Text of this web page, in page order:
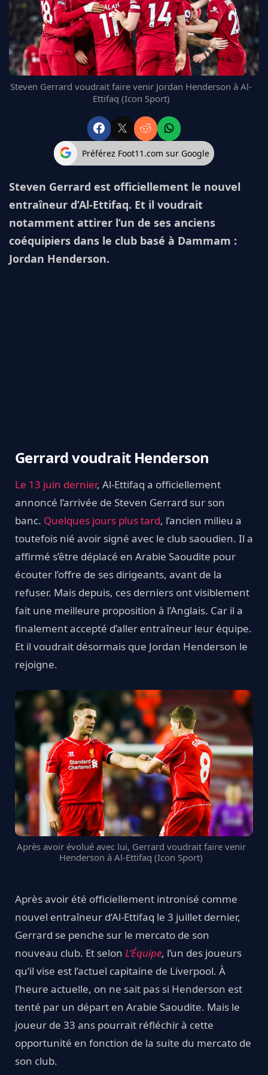
FC BARCELONE
MANCHESTER UNITED
CHELSEA
ARSENAL
BAYERN
L'AVIS DE LA RÉDAC'
Steven Gerrard voudrait faire venir Jordan Henderson à Al-
Ettifaq (Icon Sport)
Préférez Foot11.com sur Google
Steven Gerrard est officiellement le nouvel
entraîneur d’Al-Ettifaq. Et il voudrait
notamment attirer l’un de ses anciens
coéquipiers dans le club basé à Dammam :
Jordan Henderson.
Gerrard voudrait Henderson
Le 13 juin dernier, Al-Ettifaq a officiellement
annoncé l’arrivée de Steven Gerrard sur son
banc. Quelques jours plus tard, l’ancien milieu a
toutefois nié avoir signé avec le club saoudien. Il a
affirmé s’être déplacé en Arabie Saoudite pour
écouter l’offre de ses dirigeants, avant de la
refuser. Mais depuis, ces derniers ont visiblement
fait une meilleure proposition à l’Anglais. Car il a
finalement accepté d’aller entraîneur leur équipe.
Et il voudrait désormais que Jordan Henderson le
rejoigne.
Après avoir évolué avec lui, Gerrard voudrait faire venir
Henderson à Al-Ettifaq (Icon Sport)
Après avoir été officiellement intronisé comme
nouvel entraîneur d’Al-Ettifaq le 3 juillet dernier,
Gerrard se penche sur le mercato de son
nouveau club. Et selon L’Équipe, l’un des joueurs
qu’il vise est l’actuel capitaine de Liverpool. À
l’heure actuelle, on ne sait pas si Henderson est
tenté par un départ en Arabie Saoudite. Mais le
joueur de 33 ans pourrait réfléchir à cette
opportunité en fonction de la suite du mercato de
son club.